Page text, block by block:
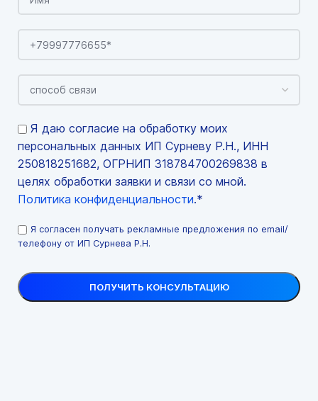
Я даю согласие на обработку моих
персональных данных ИП Сурневу Р.Н., ИНН
250818251682, ОГРНИП 318784700269838 в
целях обработки заявки и связи со мной.
Политика конфиденциальности.*
Я согласен получать рекламные предложения по email/
телефону от ИП Сурнева Р.Н.